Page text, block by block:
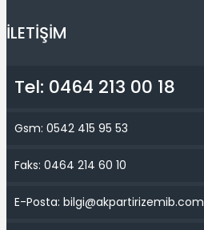
İLETİŞİM
Tel: 0464 213 00 18
Gsm: 0542 415 95 53
Faks: 0464 214 60 10
E-Posta: bilgi@akpartirizemib.com